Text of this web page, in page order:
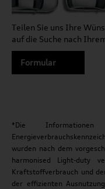
Teilen Sie uns Ihre
auf die Suche nach
Formular
*Die
wurden nach dem
harmonised Light-duty
Kraftstoffverbrauch und
der effizienten